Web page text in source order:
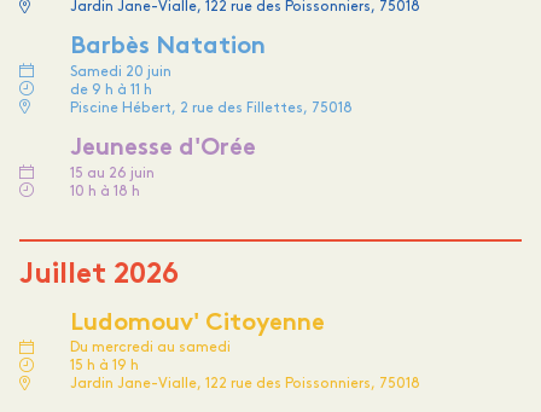
Jardin Jane-Vialle, 122 rue des Poissonniers, 75018
Barbès Natation
Samedi 20 juin
de 9 h à 11 h
Piscine Hébert, 2 rue des Fillettes, 75018
Jeunesse d'Orée
15 au 26 juin
10 h à 18 h
Juillet 2026
Ludomouv' Citoyenne
Du mercredi au samedi
15 h à 19 h
Jardin Jane-Vialle, 122 rue des Poissonniers, 75018